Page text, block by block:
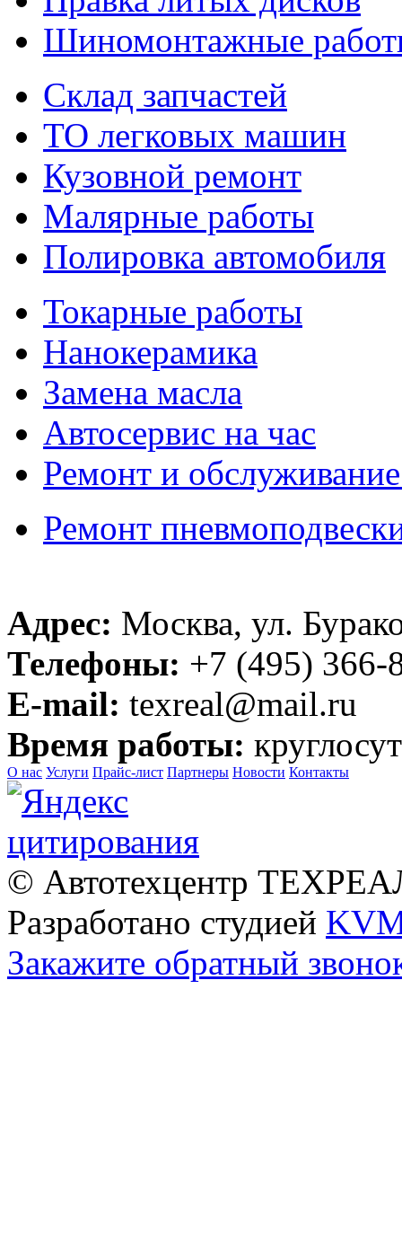
Шиномонтажные
Склад запчастей
ТО легковых машин
Кузовной ремонт
Малярные работы
Полировка автомобиля
Токарные работы
Нанокерамика
Замена масла
Автосервис на час
Ремонт и
Ремонт
Адрес: Москва, ул.
Телефоны: +7 (495) 366-
E-mail: texreal@mail.ru
Время работы:
О нас Услуги Прайс-лист Партнеры Новости Контакты
© Автотехцентр
Разработано студией
Закажите обратный